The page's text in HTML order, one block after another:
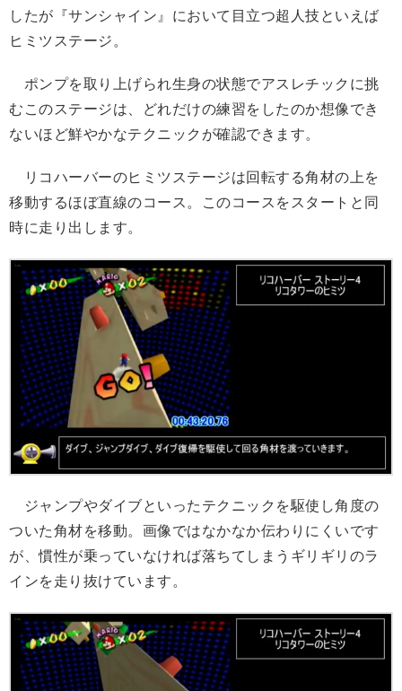
したが『サンシャイン』において目立つ超人技といえば
ヒミツステージ。
ポンプを取り上げられ生身の状態でアスレチックに挑
むこのステージは、どれだけの練習をしたのか想像でき
ないほど鮮やかなテクニックが確認できます。
リコハーバーのヒミツステージは回転する角材の上を
移動するほぼ直線のコース。このコースをスタートと同
時に走り出します。
ジャンプやダイブといったテクニックを駆使し角度の
ついた角材を移動。画像ではなかなか伝わりにくいです
が、慣性が乗っていなければ落ちてしまうギリギリのラ
インを走り抜けています。